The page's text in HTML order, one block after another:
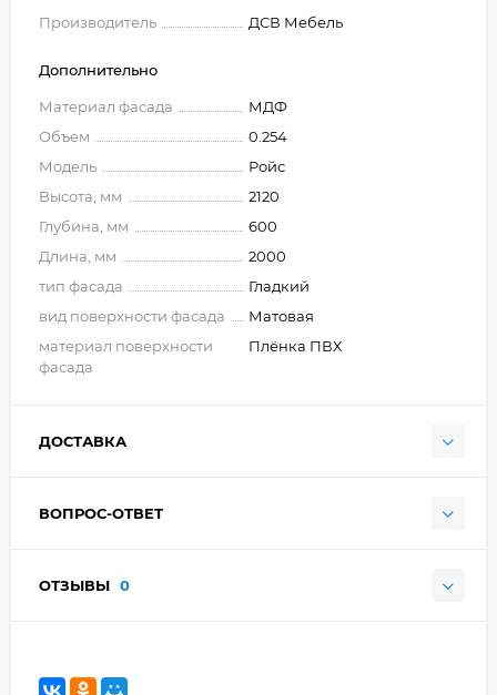
Производитель ДСВ Мебель
Дополнительно
Материал фасада
МДФ
Объем
0.254
Модель
Ройс
Высота, мм
2120
Глубина, мм
600
Длина, мм
2000
тип фасада
Гладкий
вид поверхности фасада
Матовая
материал поверхности
фасада
Плёнка ПВХ
ДОСТАВКА
ВОПРОС-ОТВЕТ
ОТЗЫВЫ 0